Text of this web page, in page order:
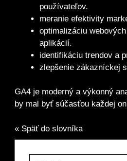
používateľov.
meranie efektivity
optimalizáciu
aplikácií.
identifikáciu trendov a
zlepšenie zákazníckej
GA4 je moderný a výkonný
by mal byť súčasťou každej
« Späť do slovníka